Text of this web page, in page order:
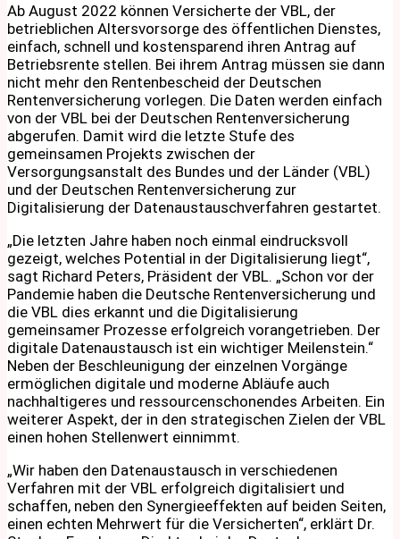
Ab August 2022 können Versicherte der VBL, der
betrieblichen Altersvorsorge des öffentlichen Dienstes,
einfach, schnell und kostensparend ihren Antrag auf
Betriebsrente stellen. Bei ihrem Antrag müssen sie dann
nicht mehr den Rentenbescheid der Deutschen
Rentenversicherung vorlegen. Die Daten werden einfach
von der VBL bei der Deutschen Rentenversicherung
abgerufen. Damit wird die letzte Stufe des
gemeinsamen Projekts zwischen der
Versorgungsanstalt des Bundes und der Länder (VBL)
und der Deutschen Rentenversicherung zur
Digitalisierung der Datenaustauschverfahren gestartet.
„Die letzten Jahre haben noch einmal eindrucksvoll
gezeigt, welches Potential in der Digitalisierung liegt“,
sagt Richard Peters, Präsident der VBL. „Schon vor der
Pandemie haben die Deutsche Rentenversicherung und
die VBL dies erkannt und die Digitalisierung
gemeinsamer Prozesse erfolgreich vorangetrieben. Der
digitale Datenaustausch ist ein wichtiger Meilenstein.“
Neben der Beschleunigung der einzelnen Vorgänge
ermöglichen digitale und moderne Abläufe auch
nachhaltigeres und ressourcenschonendes Arbeiten. Ein
weiterer Aspekt, der in den strategischen Zielen der VBL
einen hohen Stellenwert einnimmt.
„Wir haben den Datenaustausch in verschiedenen
Verfahren mit der VBL erfolgreich digitalisiert und
schaffen, neben den Synergieeffekten auf beiden Seiten,
einen echten Mehrwert für die Versicherten“, erklärt Dr.